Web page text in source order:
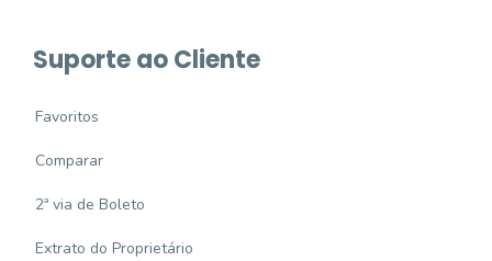
Suporte ao Cliente
Favoritos
Comparar
2ª via de Boleto
Extrato do Proprietário